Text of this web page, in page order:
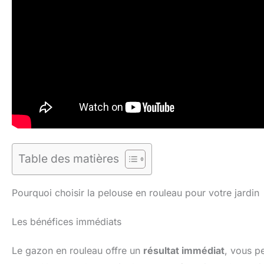
Table des matières
Pourquoi choisir la pelouse en rouleau pour votre jardin
Les bénéfices immédiats
Le gazon en rouleau offre un résultat immédiat, vous